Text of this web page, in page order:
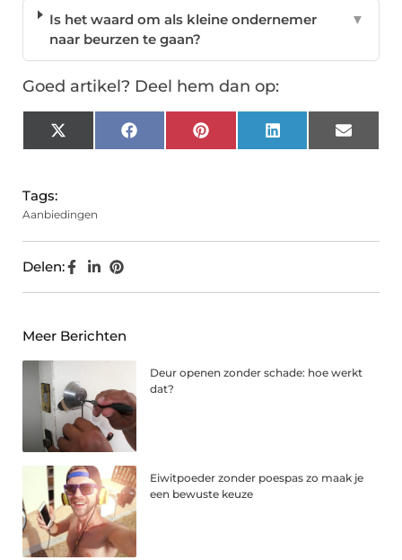
Is het waard om als kleine ondernemer
naar beurzen te gaan?
▼
Goed artikel? Deel hem dan op:
X
(Twitter)
FacebookPinterest LinkedIn Email
Tags:
Aanbiedingen
Delen:
Meer Berichten
Deur openen zonder schade: hoe werkt
dat?
Eiwitpoeder zonder poespas zo maak je
een bewuste keuze